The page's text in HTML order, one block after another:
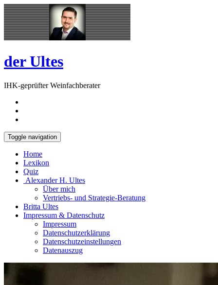
Skip
to
content
Open
Sidebar
der Ultes
IHK-geprüfter Weinfachberater
Toggle navigation
Home
Lexikon
Quiz
Alexander H. Ultes
Über mich
Vertriebs- und Strategie-Beratung
Britta Ultes
Impressum & Datenschutz
Impressum
Datenschutzerklärung
Datenschutzeinstellungen
Datenauszug